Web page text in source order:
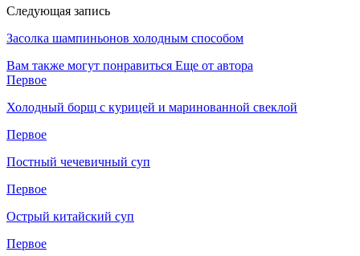
Следующая запись
Засолка шампиньонов холодным способом
Вам также могут понравиться Еще от автора
Первое
Холодный борщ с курицей и маринованной свеклой
Первое
Постный чечевичный суп
Первое
Острый китайский суп
Первое